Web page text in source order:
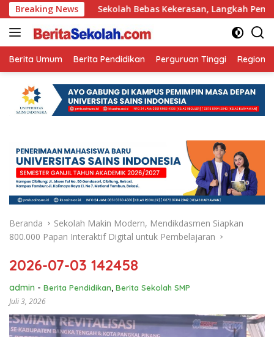
Langsung
ke
konten
Breaking News
Ini Sekolah Bebas Kekerasan, Langkah Pemkot
Berita Umum Berita Pendidikan Perguruan Tinggi Regional
Beranda
Sekolah Makin Modern, Mendikdasmen Siapkan
800.000 Papan Interaktif Digital untuk Pembelajaran
2026-07-03 142458
admin - Berita Pendidikan, Berita Sekolah SMP
Juli 3, 2026